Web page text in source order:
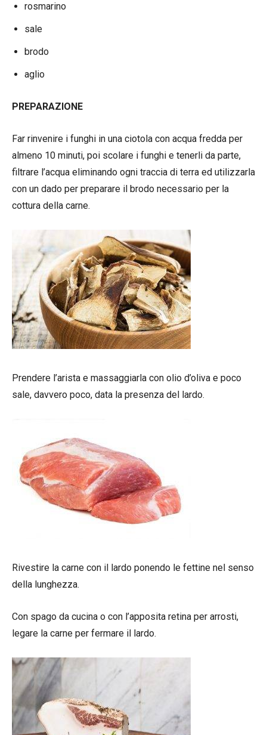
rosmarino
sale
brodo
aglio
PREPARAZIONE
Far rinvenire i funghi in una ciotola con acqua fredda per
almeno 10 minuti, poi scolare i funghi e tenerli da parte,
filtrare l’acqua eliminando ogni traccia di terra ed utilizzarla
con un dado per preparare il brodo necessario per la
cottura della carne.
Prendere l’arista e massaggiarla con olio d’oliva e poco
sale, davvero poco, data la presenza del lardo.
Rivestire la carne con il lardo ponendo le fettine nel senso
della lunghezza.
Con spago da cucina o con l’apposita retina per arrosti,
legare la carne per fermare il lardo.